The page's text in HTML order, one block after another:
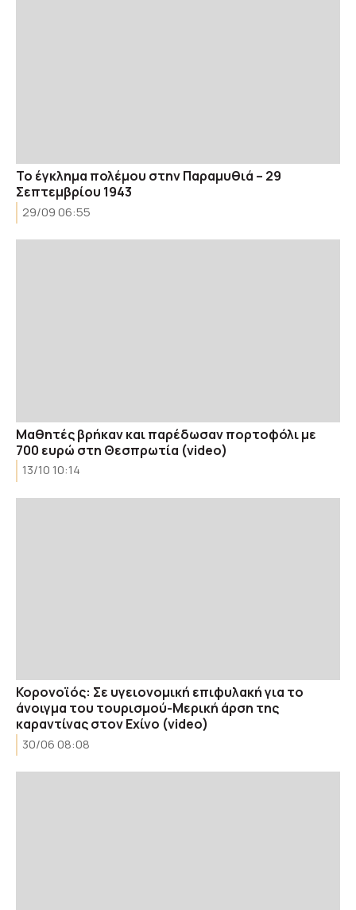
Το έγκλημα πολέμου στην Παραμυθιά – 29
Σεπτεμβρίου 1943
29/09 06:55
Μαθητές βρήκαν και παρέδωσαν πορτοφόλι με
700 ευρώ στη Θεσπρωτία (video)
13/10 10:14
Κορονοϊός: Σε υγειονομική επιφυλακή για το
άνοιγμα του τουρισμού-Μερική άρση της
καραντίνας στον Εχίνο (video)
30/06 08:08